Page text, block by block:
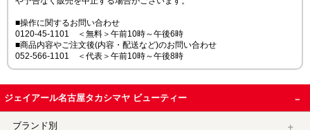
■操作に関するお問い合わせ
0120-45-1101 ＜無料＞午前10時～午後6時
■商品内容やご注文後(内容・配送など)のお問い合わせ
052-566-1101 ＜代表＞午前10時～午後8時
ジェイアール名古屋タカシマヤ ビューティー
ブランド別